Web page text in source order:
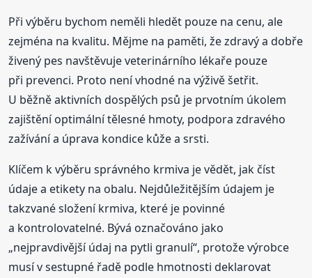
Při výběru bychom neměli hledět pouze na cenu, ale
zejména na kvalitu. Mějme na paměti, že zdravý a dobře
živený pes navštěvuje veterinárního lékaře pouze
při prevenci. Proto není vhodné na výživě šetřit.
U běžně aktivních dospělých psů je prvotním úkolem
zajištění optimální tělesné hmoty, podpora zdravého
zažívání a úprava kondice kůže a srsti.
Klíčem k výběru správného krmiva je vědět, jak číst
údaje a etikety na obalu. Nejdůležitějším údajem je
takzvané složení krmiva, které je povinné
a kontrolovatelné. Bývá označováno jako
„nejpravdivější údaj na pytli granulí“, protože výrobce
musí v sestupné řadě podle hmotnosti deklarovat